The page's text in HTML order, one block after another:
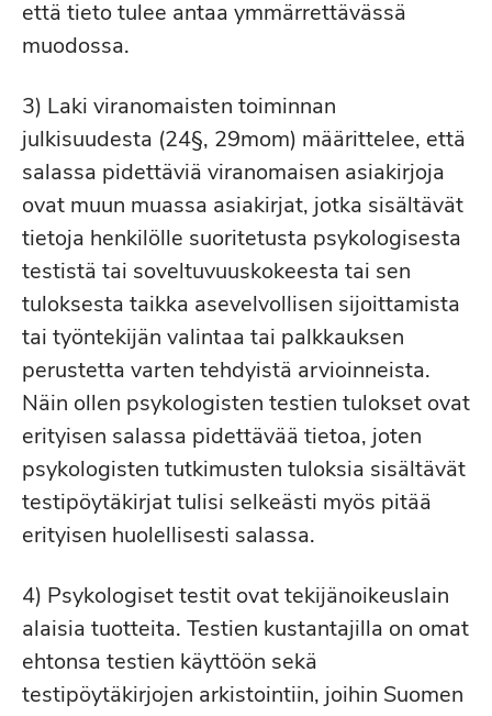
että tieto tulee antaa ymmärrettävässä
muodossa.
3) Laki viranomaisten toiminnan
julkisuudesta (24§, 29mom) määrittelee, että
salassa pidettäviä viranomaisen asiakirjoja
ovat muun muassa asiakirjat, jotka sisältävät
tietoja henkilölle suoritetusta psykologisesta
testistä tai soveltuvuuskokeesta tai sen
tuloksesta taikka asevelvollisen sijoittamista
tai työntekijän valintaa tai palkkauksen
perustetta varten tehdyistä arvioinneista.
Näin ollen psykologisten testien tulokset ovat
erityisen salassa pidettävää tietoa, joten
psykologisten tutkimusten tuloksia sisältävät
testipöytäkirjat tulisi selkeästi myös pitää
erityisen huolellisesti salassa.
4) Psykologiset testit ovat tekijänoikeuslain
alaisia tuotteita. Testien kustantajilla on omat
ehtonsa testien käyttöön sekä
testipöytäkirjojen arkistointiin, joihin Suomen